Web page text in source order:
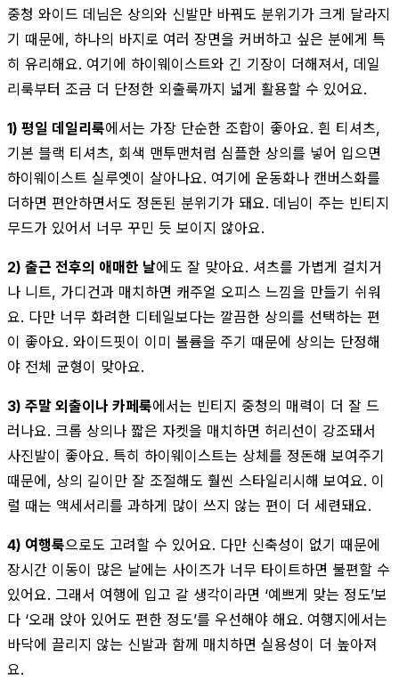
중청 와이드 데님은 상의와 신발만 바꿔도 분위기가 크게 달라지
기 때문에, 하나의 바지로 여러 장면을 커버하고 싶은 분에게 특
히 유리해요. 여기에 하이웨이스트와 긴 기장이 더해져서, 데일
리룩부터 조금 더 단정한 외출룩까지 넓게 활용할 수 있어요.
1) 평일 데일리룩에서는 가장 단순한 조합이 좋아요. 흰 티셔츠,
기본 블랙 티셔츠, 회색 맨투맨처럼 심플한 상의를 넣어 입으면
하이웨이스트 실루엣이 살아나요. 여기에 운동화나 캔버스화를
더하면 편안하면서도 정돈된 분위기가 돼요. 데님이 주는 빈티지
무드가 있어서 너무 꾸민 듯 보이지 않아요.
2) 출근 전후의 애매한 날에도 잘 맞아요. 셔츠를 가볍게 걸치거
나 니트, 가디건과 매치하면 캐주얼 오피스 느낌을 만들기 쉬워
요. 다만 너무 화려한 디테일보다는 깔끔한 상의를 선택하는 편
이 좋아요. 와이드핏이 이미 볼륨을 주기 때문에 상의는 단정해
야 전체 균형이 맞아요.
3) 주말 외출이나 카페룩에서는 빈티지 중청의 매력이 더 잘 드
러나요. 크롭 상의나 짧은 자켓을 매치하면 허리선이 강조돼서
사진발이 좋아요. 특히 하이웨이스트는 상체를 정돈해 보여주기
때문에, 상의 길이만 잘 조절해도 훨씬 스타일리시해 보여요. 이
럴 때는 액세서리를 과하게 많이 쓰지 않는 편이 더 세련돼요.
4) 여행룩으로도 고려할 수 있어요. 다만 신축성이 없기 때문에
장시간 이동이 많은 날에는 사이즈가 너무 타이트하면 불편할 수
있어요. 그래서 여행에 입고 갈 생각이라면 ‘예쁘게 맞는 정도’보
다 ‘오래 앉아 있어도 편한 정도’를 우선해야 해요. 여행지에서는
바닥에 끌리지 않는 신발과 함께 매치하면 실용성이 더 높아져
요.